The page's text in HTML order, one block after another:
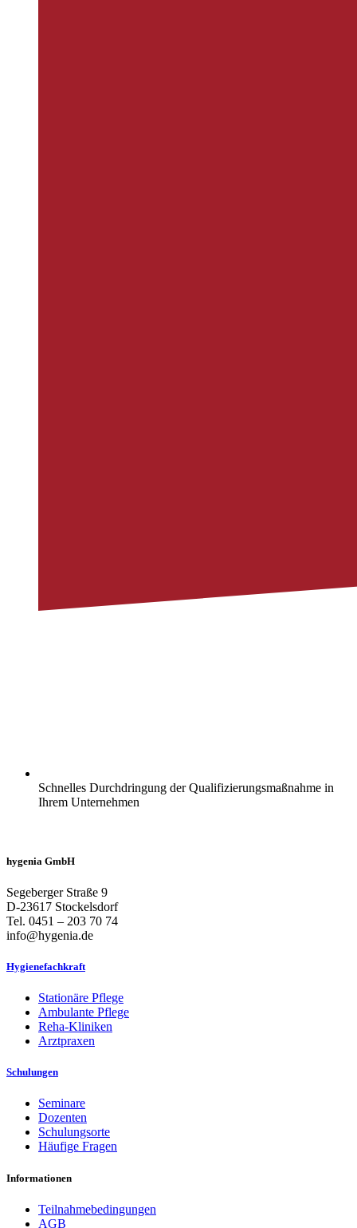
Schnelles Durchdringung der Qualifizierungsmaßnahme in
Ihrem Unternehmen
hygenia GmbH
Segeberger Straße 9
D-23617 Stockelsdorf
Tel. 0451 – 203 70 74
info@hygenia.de
Hygienefachkraft
Stationäre Pflege
Ambulante Pflege
Reha-Kliniken
Arztpraxen
Schulungen
Seminare
Dozenten
Schulungsorte
Häufige Fragen
Informationen
Teilnahmebedingungen
AGB